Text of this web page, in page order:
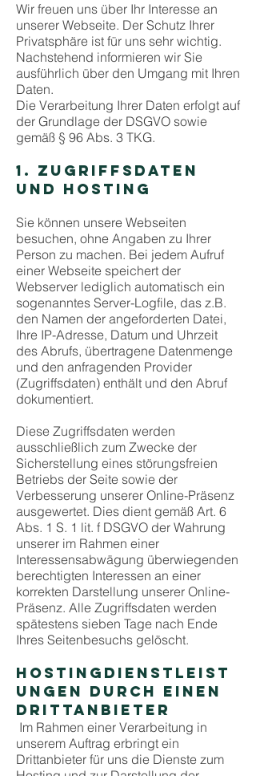
Wir freuen uns über Ihr Interesse an
unserer Webseite. Der Schutz Ihrer
Privatsphäre ist für uns sehr wichtig.
Nachstehend informieren wir Sie
ausführlich über den Umgang mit Ihren
Daten.
Die Verarbeitung Ihrer Daten erfolgt auf
der Grundlage der DSGVO sowie
gemäß § 96 Abs. 3 TKG.
1. ZUGRIFFSDATEN
UND HOSTING
Sie können unsere Webseiten
besuchen, ohne Angaben zu Ihrer
Person zu machen. Bei jedem Aufruf
einer Webseite speichert der
Webserver lediglich automatisch ein
sogenanntes Server-Logfile, das z.B.
den Namen der angeforderten Datei,
Ihre IP-Adresse, Datum und Uhrzeit
des Abrufs, übertragene Datenmenge
und den anfragenden Provider
(Zugriffsdaten) enthält und den Abruf
dokumentiert.
Diese Zugriffsdaten werden
ausschließlich zum Zwecke der
Sicherstellung eines störungsfreien
Betriebs der Seite sowie der
Verbesserung unserer Online-Präsenz
ausgewertet. Dies dient gemäß Art. 6
Abs. 1 S. 1 lit. f DSGVO der Wahrung
unserer im Rahmen einer
Interessensabwägung überwiegenden
berechtigten Interessen an einer
korrekten Darstellung unserer Online-
Präsenz. Alle Zugriffsdaten werden
spätestens sieben Tage nach Ende
Ihres Seitenbesuchs gelöscht.
HOSTINGDIENSTLEIST
UNGEN DURCH EINEN
DRITTANBIETER
Im Rahmen einer Verarbeitung in
unserem Auftrag erbringt ein
Drittanbieter für uns die Dienste zum